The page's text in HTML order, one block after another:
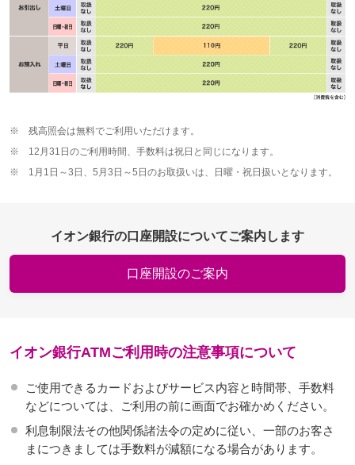
※
残高照会は無料でご利用いただけます。
※
12月31日のご利用時間、手数料は祝日と同じになります。
※
1月1日～3日、5月3日～5日のお取扱いは、日曜・祝日扱いとなります。
イオン銀行の口座開設についてご案内します
口座開設のご案内
イオン銀行ATMご利用時の注意事項について
ご使用できるカードおよびサービス内容と時間帯、手数料
などについては、ご利用の前に画面でお確かめください。
利息制限法その他関係諸法令の定めに従い、一部のお客さ
まにつきましては手数料が減額になる場合があります。